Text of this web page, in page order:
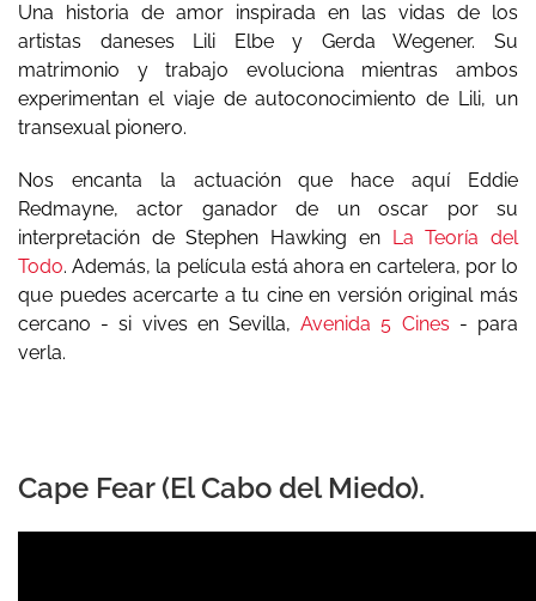
Una historia de amor inspirada en las vidas de los
artistas daneses Lili Elbe y Gerda Wegener. Su
matrimonio y trabajo evoluciona mientras ambos
experimentan el viaje de autoconocimiento de Lili, un
transexual pionero.
Nos encanta la actuación que hace aquí Eddie
Redmayne, actor ganador de un oscar por su
interpretación de Stephen Hawking en La Teoría del
Todo. Además, la película está ahora en cartelera, por lo
que puedes acercarte a tu cine en versión original más
cercano - si vives en Sevilla,Avenida 5 Cines - para
verla.
Cape Fear (El Cabo del Miedo).